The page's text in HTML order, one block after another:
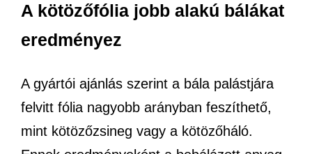
A kötözőfólia jobb alakú bálákat
eredményez
A gyártói ajánlás szerint a bála palástjára
felvitt fólia nagyobb arányban feszíthető,
mint kötözőzsineg vagy a kötözőháló.